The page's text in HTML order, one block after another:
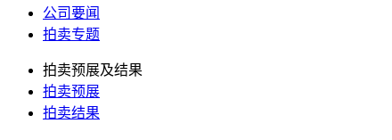
公司要闻
拍卖专题
拍卖预展及结果
拍卖预展
拍卖结果